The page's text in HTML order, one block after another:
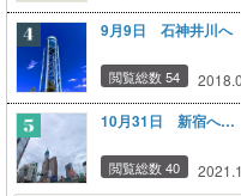
9月9日 石神井川へ
閲覧総数 54
10月31日 新宿へ
閲覧総数 40